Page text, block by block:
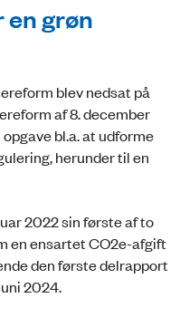
grøn
blev nedsat på
af 8. december
bl.a. at udforme
herunder til en
2022 sin første af to
en ensartet CO2e-afgift
den første delrapport
2024.